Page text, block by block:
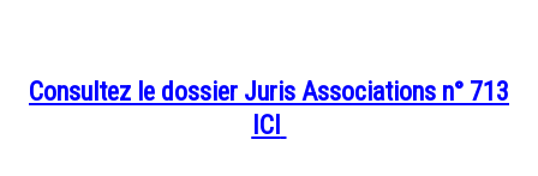
Consultez le dossier Juris Associations n° 713
ICI